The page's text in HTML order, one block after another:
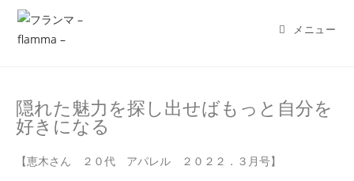
メニュー
隠れた魅力を探し出せばもっと自分を
好きになる
【恵木さん ２０代 アパレル ２０２２．３月号】